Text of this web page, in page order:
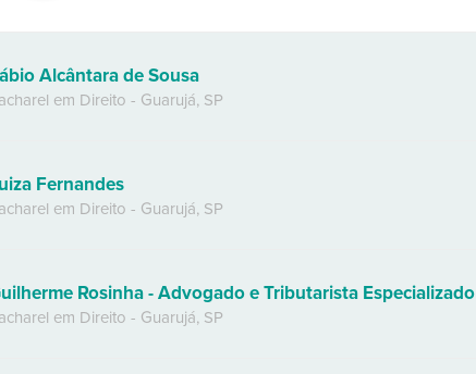
Alcântara de Sousa
em Direito - Guarujá, SP
Fernandes
em Direito - Guarujá, SP
Rosinha - Advogado e Tributarista Especializado
em Direito - Guarujá, SP